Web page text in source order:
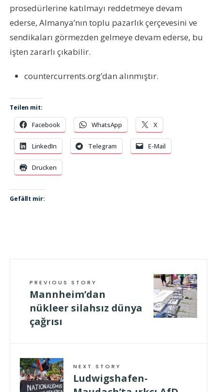
prosedürlerine katılmayı reddetmeye devam
ederse, Almanya’nın toplu pazarlık çerçevesini ve
sendikaları görmezden gelmeye devam ederse, bu
işten zararlı çıkabilir.
countercurrents.org’dan alınmıştır.
Teilen mit:
Facebook WhatsApp X
LinkedIn Telegram E-Mail
Drucken
Gefällt mir:
PREVIOUS STORY
Mannheim’dan
nükleer silahsız dünya
çağrısı
NEXT STORY
Ludwigshafen-